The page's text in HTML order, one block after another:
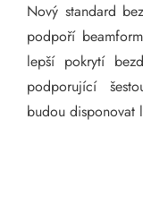
Nový standard
podpoří
lepší pokrytí
podporující
budou disponovat